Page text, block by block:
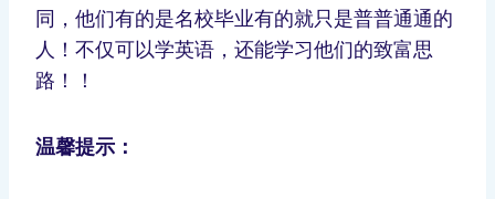
同，他们有的是名校毕业有的就只是普普通通的
人！不仅可以学英语，还能学习他们的致富思
路！！
温馨提示：